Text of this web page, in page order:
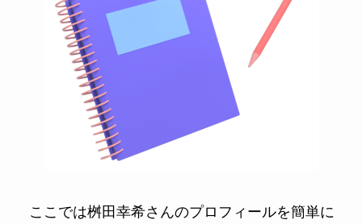
ここでは桝田幸希さんのプロフィールを簡単に